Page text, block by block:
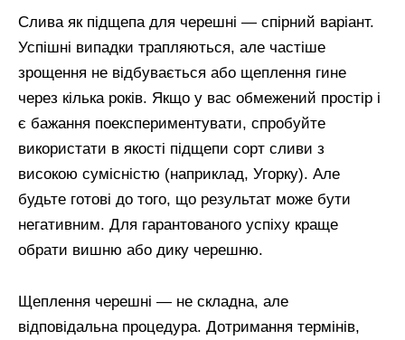
Слива як підщепа для черешні — спірний варіант.
Успішні випадки трапляються, але частіше
зрощення не відбувається або щеплення гине
через кілька років. Якщо у вас обмежений простір і
є бажання поекспериментувати, спробуйте
використати в якості підщепи сорт сливи з
високою сумісністю (наприклад, Угорку). Але
будьте готові до того, що результат може бути
негативним. Для гарантованого успіху краще
обрати вишню або дику черешню.
Щеплення черешні — не складна, але
відповідальна процедура. Дотримання термінів,